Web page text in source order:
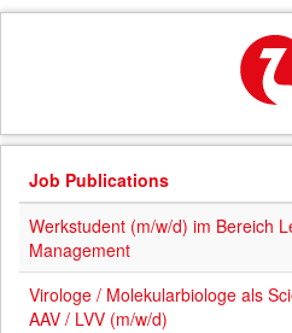
Job Publications
Werkstudent (m/w/d) im Bereich
Management
Virologe / Molekularbiologe als
AAV / LVV (m/w/d)